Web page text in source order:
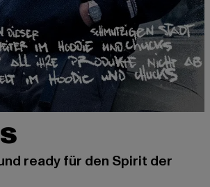
ready für den Spirit der